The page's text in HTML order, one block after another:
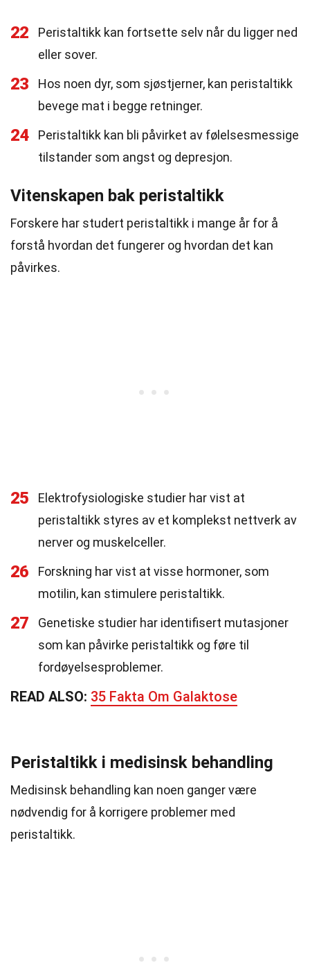
22
Peristaltikk kan fortsette selv når du ligger ned
eller sover.
23
Hos noen dyr, som sjøstjerner, kan peristaltikk
bevege mat i begge retninger.
24
Peristaltikk kan bli påvirket av følelsesmessige
tilstander som angst og depresjon.
Vitenskapen bak peristaltikk
Forskere har studert peristaltikk i mange år for å
forstå hvordan det fungerer og hvordan det kan
påvirkes.
25
Elektrofysiologiske studier har vist at
peristaltikk styres av et komplekst nettverk av
nerver og muskelceller.
26
Forskning har vist at visse hormoner, som
motilin, kan stimulere peristaltikk.
27
Genetiske studier har identifisert mutasjoner
som kan påvirke peristaltikk og føre til
fordøyelsesproblemer.
READ ALSO: 35 Fakta Om Galaktose
Peristaltikk i medisinsk behandling
Medisinsk behandling kan noen ganger være
nødvendig for å korrigere problemer med
peristaltikk.